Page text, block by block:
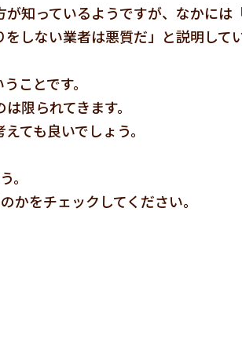
知っているようですが、なかには
しない業者は悪質だ」と説明して
ことです。
限られてきます。
ても良いでしょう。
。
をチェックしてください。